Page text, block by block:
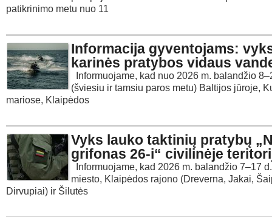
patikrinimo metu nuo 11
Informacija gyventojams:
karinės pratybos vidaus
Informuojame, kad nuo 2026 m. balandžio
(šviesiu ir tamsiu paros metu) Baltijos jūroje,
mariose, Klaipėdos
Vyks lauko taktinių pratybų
grifonas 26-i“ civilinėje
Informuojame, kad 2026 m. balandžio 7–17
miesto, Klaipėdos rajono (Dreverna, Jakai,
Dirvupiai) ir Šilutės